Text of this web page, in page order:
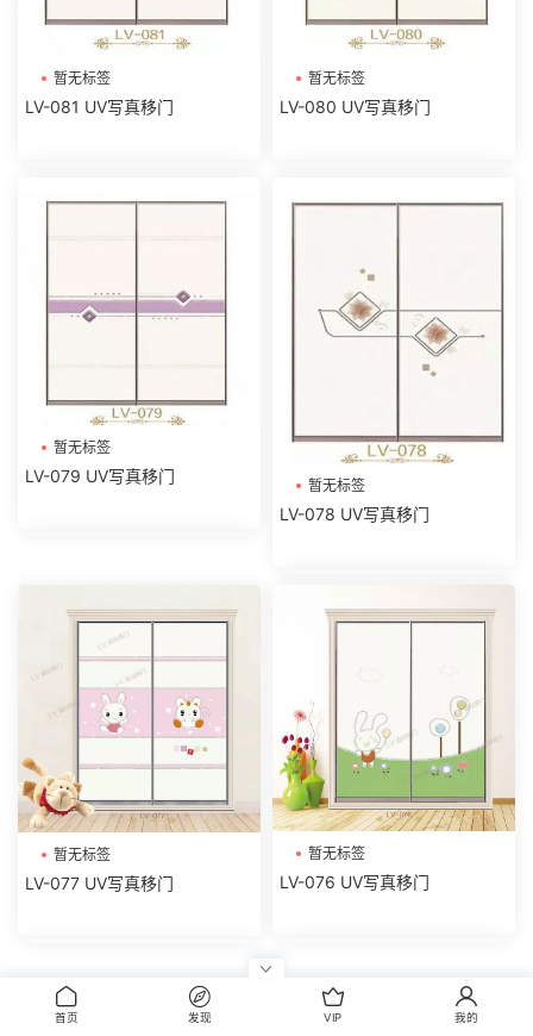
暂无标签
LV-081 UV写真移门
暂无标签
LV-080 UV写真移门
暂无标签
LV-079 UV写真移门 暂无标签
LV-078 UV写真移门
暂无标签
LV-077 UV写真移门
暂无标签
LV-076 UV写真移门
评论
首页 发现 VIP 我的